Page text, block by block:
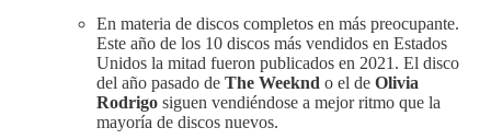
En materia de discos completos en más preocupante.
Este año de los 10 discos más vendidos en Estados
Unidos la mitad fueron publicados en 2021. El disco
del año pasado de The Weeknd o el de Olivia
Rodrigo siguen vendiéndose a mejor ritmo que la
mayoría de discos nuevos.